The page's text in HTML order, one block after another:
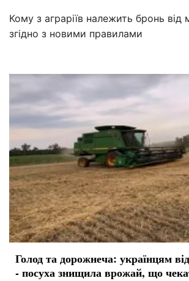
Кому з аграріїв належить бронь від
згідно з новими правилами
Голод та дорожнеча: українцям
- посуха знищила врожай, що